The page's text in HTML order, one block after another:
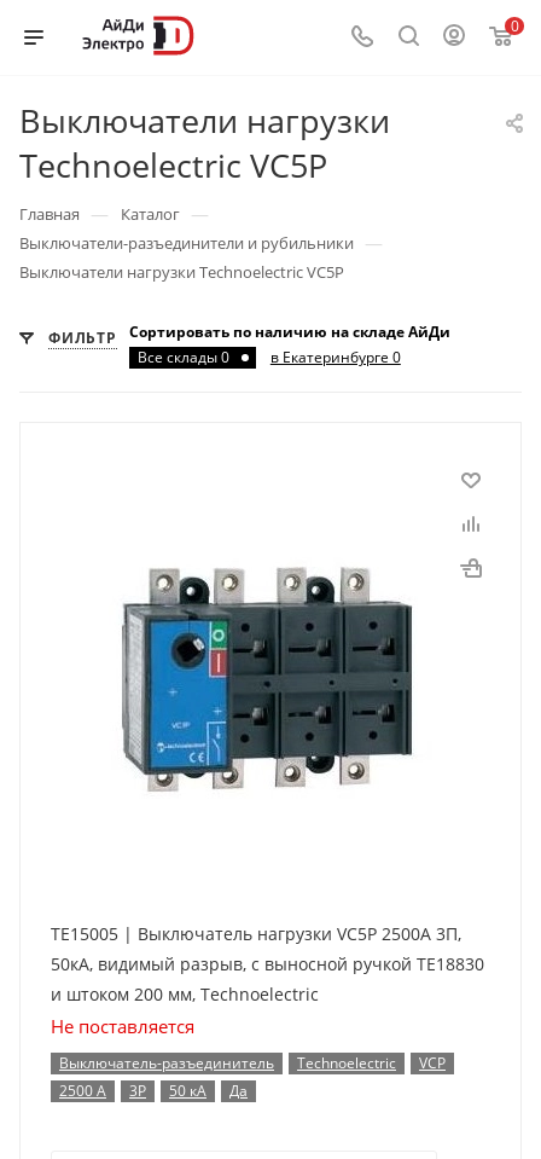
0
Выключатели нагрузки
Technoelectric VC5P
Главная — Каталог —
Выключатели-разъединители и рубильники —
Выключатели нагрузки Technoelectric VC5P
ФИЛЬТР
Сортировать по наличию на складе АйДи
Все склады 0
в Екатеринбурге 0
TE15005 | Выключатель нагрузки VC5P 2500А 3П,
50кА, видимый разрыв, с выносной ручкой TE18830
и штоком 200 мм, Technoelectric
Не поставляется
Выключатель-разъединитель Technoelectric
VCP
2500 А
3P 50 кА Да